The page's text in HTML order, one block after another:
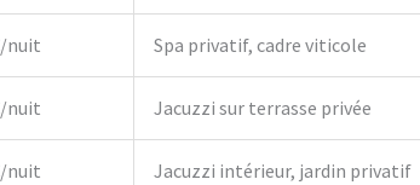
nuit Spa privatif, cadre viticole
nuit Jacuzzi sur terrasse privée
nuit Jacuzzi intérieur, jardin privatif